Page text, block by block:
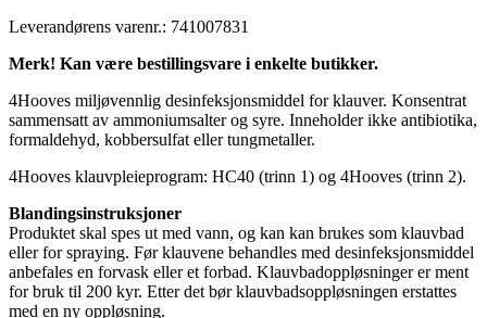
Leverandørens varenr.: 741007831
Merk! Kan være bestillingsvare i enkelte butikker.
4Hooves miljøvennlig desinfeksjonsmiddel for klauver. Konsentrat
sammensatt av ammoniumsalter og syre. Inneholder ikke antibiotika,
formaldehyd, kobbersulfat eller tungmetaller.
4Hooves klauvpleieprogram: HC40 (trinn 1) og 4Hooves (trinn 2).
Blandingsinstruksjoner
Produktet skal spes ut med vann, og kan kan brukes som klauvbad
eller for spraying. Før klauvene behandles med desinfeksjonsmiddel
anbefales en forvask eller et forbad. Klauvbadoppløsninger er ment
for bruk til 200 kyr. Etter det bør klauvbadsoppløsningen erstattes
med en ny oppløsning.